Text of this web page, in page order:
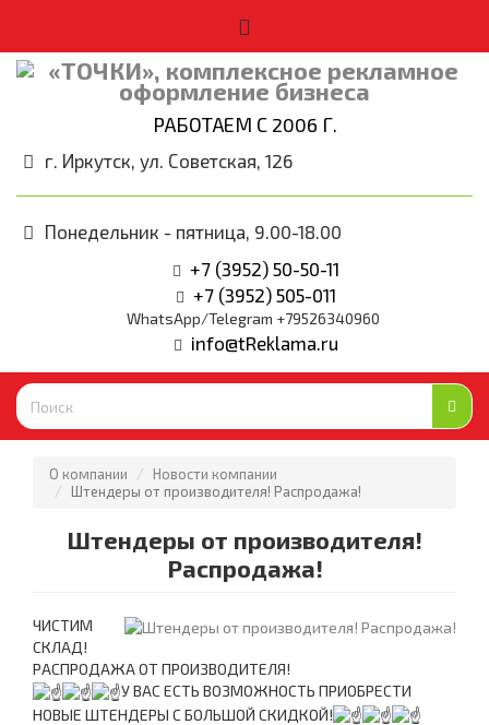
РАБОТАЕМ С 2006 Г.
г. Иркутск, ул. Советская, 126
Понедельник - пятница, 9.00-18.00
+7 (3952) 50-50-11
+7 (3952) 505-011
WhatsApp/Telegram +79526340960
info@tReklama.ru
О компании
Новости компании
Штендеры от производителя! Распродажа!
Штендеры от производителя!
Распродажа!
ЧИСТИМ
СКЛАД!
РАСПРОДАЖА ОТ ПРОИЗВОДИТЕЛЯ!
У ВАС ЕСТЬ ВОЗМОЖНОСТЬ ПРИОБРЕСТИ
НОВЫЕ ШТЕНДЕРЫ С БОЛЬШОЙ СКИДКОЙ!